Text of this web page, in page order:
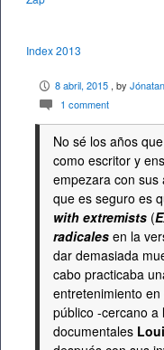
Index 2013
P 8 abril, 2015 , by
c 1 comment
No sé los años
como escritor y
empezara con sus
que es seguro es
with extremists (
radicales en la
dar demasiada
cabo practicaba
entretenimiento
público -cercano a
documentales